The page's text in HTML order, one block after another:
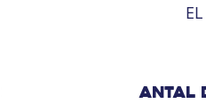
EL
ANTAL